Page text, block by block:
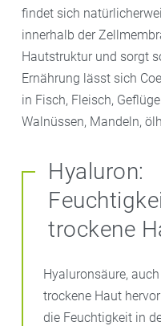
findet sich
innerhalb der
Hautstruktur und sorgt
Ernährung lässt sich
in Fisch, Fleisch,
Walnüssen, Mandeln,
Hyaluron:
trockene
Hyaluronsäure, auch
trockene Haut
die Feuchtigkeit in